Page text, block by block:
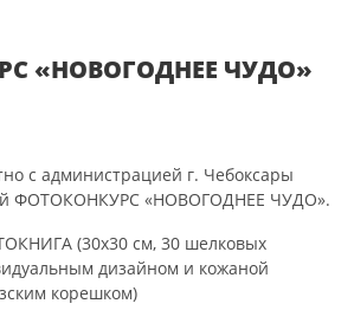
«НОВОГОДНЕЕ ЧУДО»
с администрацией г. Чебоксары
ФОТОКОНКУРС «НОВОГОДНЕЕ ЧУДО».
(30х30 см, 30 шелковых
дизайном и кожаной
корешком)